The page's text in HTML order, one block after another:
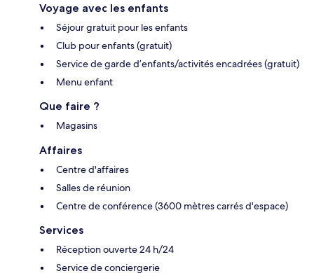
Voyage avec les enfants
Séjour gratuit pour les enfants
Club pour enfants (gratuit)
Service de garde d’enfants/activités encadrées (gratuit)
Menu enfant
Que faire ?
Magasins
Affaires
Centre d'affaires
Salles de réunion
Centre de conférence (3600 mètres carrés d'espace)
Services
Réception ouverte 24 h/24
Service de conciergerie